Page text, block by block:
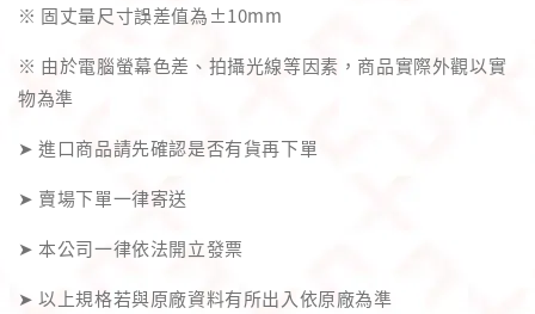
※ 固丈量尺寸誤差值為±10mm
※ 由於電腦螢幕色差、拍攝光線等因素，商品實際外觀以實
物為準
➤ 進口商品請先確認是否有貨再下單
➤ 賣場下單一律寄送
➤ 本公司一律依法開立發票
➤ 以上規格若與原廠資料有所出入依原廠為準